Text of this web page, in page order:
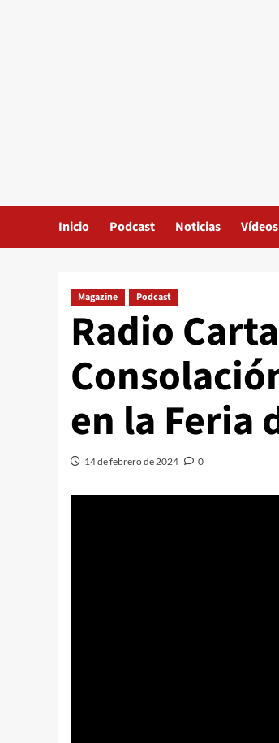
Inicio Podcast Noticias Vídeos
Magazine Podcast
Radio
en la Feria
14 de febrero de 2024 0